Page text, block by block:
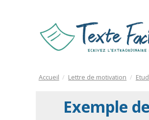
Accueil Lettre de motivation
Exemple